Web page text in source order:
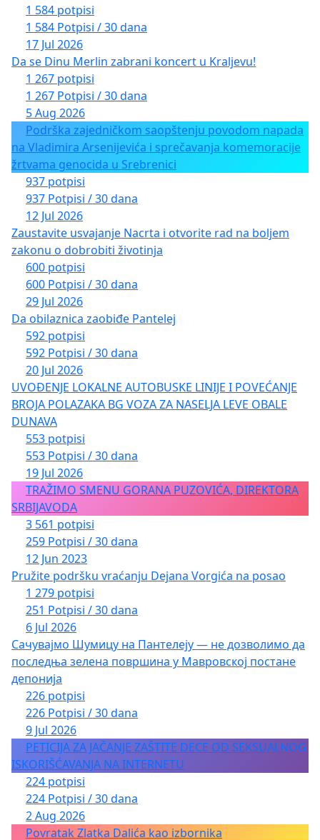
1 584 potpisi
1 584 Potpisi / 30 dana
17 Jul 2026
Da se Dinu Merlin zabrani koncert u Kraljevu!
1 267 potpisi
1 267 Potpisi / 30 dana
5 Aug 2026
Podrška zajedničkom saopštenju povodom napada
na Vladimira Arsenijevića i sprečavanja komemoracije
žrtvama genocida u Srebrenici
937 potpisi
937 Potpisi / 30 dana
12 Jul 2026
Zaustavite usvajanje Nacrta i otvorite rad na boljem
zakonu o dobrobiti životinja
600 potpisi
600 Potpisi / 30 dana
29 Jul 2026
Da obilaznica zaobiđe Pantelej
592 potpisi
592 Potpisi / 30 dana
20 Jul 2026
UVOĐENJE LOKALNE AUTOBUSKE LINIJE I POVEĆANJE
BROJA POLAZAKA BG VOZA ZA NASELJA LEVE OBALE
DUNAVA
553 potpisi
553 Potpisi / 30 dana
19 Jul 2026
TRAŽIMO SMENU GORANA PUZOVIĆA, DIREKTORA
SRBIJAVODA
3 561 potpisi
259 Potpisi / 30 dana
12 Jun 2023
Pružite podršku vraćanju Dejana Vorgića na posao
1 279 potpisi
251 Potpisi / 30 dana
6 Jul 2026
Сачувајмо Шумицу на Пантелеју — не дозволимо да
последња зелена површина у Мавровској постане
депонија
226 potpisi
226 Potpisi / 30 dana
9 Jul 2026
PETICIJA ZA JAČANJE ZAŠTITE DECE OD SEKSUALNOG
ISKORIŠĆAVANJA NA INTERNETU
224 potpisi
224 Potpisi / 30 dana
2 Aug 2026
Povratak Zlatka Dalića kao izbornika